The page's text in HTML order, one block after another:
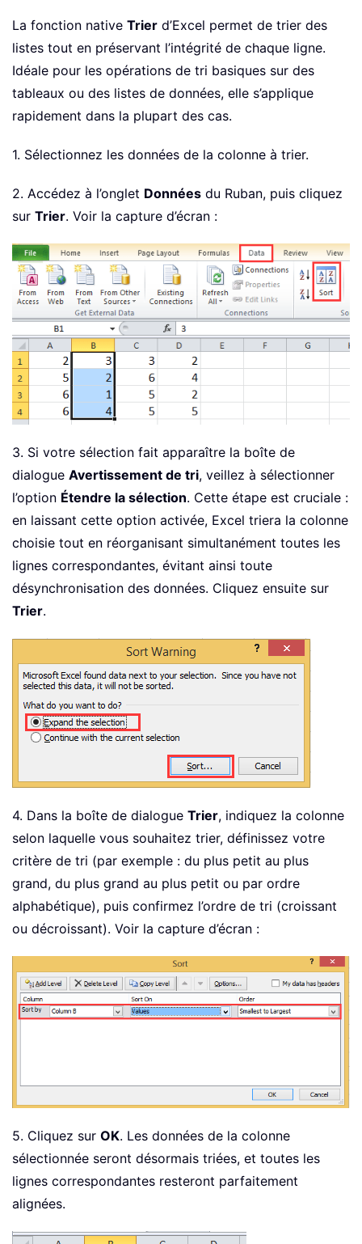
La fonction native Trier d’Excel permet de trier des
listes tout en préservant l’intégrité de chaque ligne.
Idéale pour les opérations de tri basiques sur des
tableaux ou des listes de données, elle s’applique
rapidement dans la plupart des cas.
1. Sélectionnez les données de la colonne à trier.
2. Accédez à l’onglet Données du Ruban, puis cliquez
sur Trier. Voir la capture d’écran :
3. Si votre sélection fait apparaître la boîte de
dialogue Avertissement de tri, veillez à sélectionner
l’option Étendre la sélection. Cette étape est cruciale :
en laissant cette option activée, Excel triera la colonne
choisie tout en réorganisant simultanément toutes les
lignes correspondantes, évitant ainsi toute
désynchronisation des données. Cliquez ensuite sur
Trier.
4. Dans la boîte de dialogue Trier, indiquez la colonne
selon laquelle vous souhaitez trier, définissez votre
critère de tri (par exemple : du plus petit au plus
grand, du plus grand au plus petit ou par ordre
alphabétique), puis confirmez l’ordre de tri (croissant
ou décroissant). Voir la capture d’écran :
5. Cliquez sur OK. Les données de la colonne
sélectionnée seront désormais triées, et toutes les
lignes correspondantes resteront parfaitement
alignées.